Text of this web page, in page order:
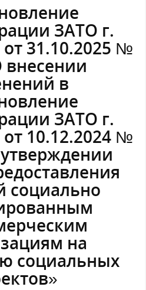
ЗАТО г.
от 31.10.2025 №
внесении
в
ЗАТО г.
от 10.12.2024 №
социально
на
социальных